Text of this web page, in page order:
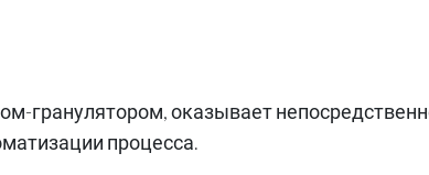
гранулятором, оказывает
процесса.